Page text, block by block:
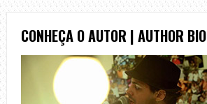
CONHEÇA O AUTOR | AUTHOR BIO